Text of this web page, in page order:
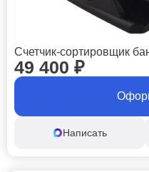
Счетчик-сортировщик
49 400 ₽
Написать